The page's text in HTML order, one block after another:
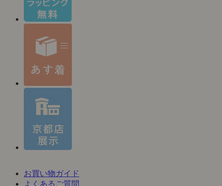
お買い物ガイド
よくあるご質問